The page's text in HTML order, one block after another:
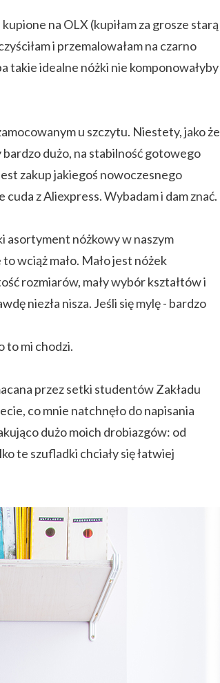
na OLX (kupiłam za grosze starą
i przemalowałam na czarno
takie idealne nóżki nie komponowałyby
u szczytu. Niestety, jako że
dużo, na stabilność gotowego
zakup jakiegoś nowoczesnego
z Aliexpress. Wybadam i dam znać.
asortyment nóżkowy w naszym
wciąż mało. Mało jest nóżek
rozmiarów, mały wybór kształtów i
niezła nisza. Jeśli się mylę - bardzo
to mi chodzi.
przez setki studentów Zakładu
co mnie natchnęło do napisania
dużo moich drobiazgów: od
te szufladki chciały się łatwiej